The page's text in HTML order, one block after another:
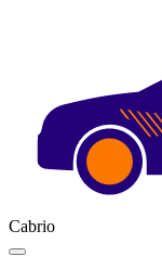
Cabrio